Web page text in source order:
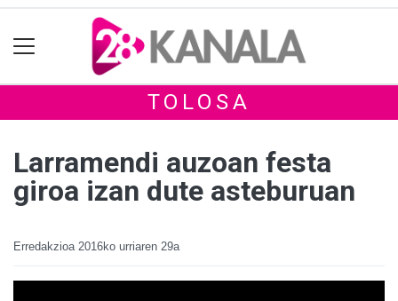
TOLOSA
Larramendi auzoan festa
giroa izan dute asteburuan
Erredakzioa 2016ko urriaren 29a